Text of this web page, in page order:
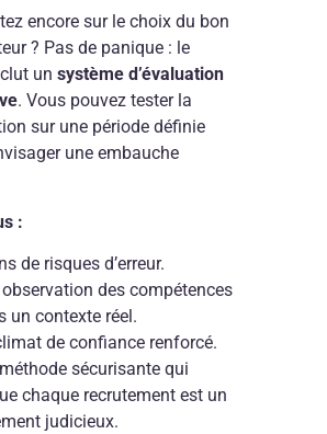
encore sur le choix du bon
? Pas de panique : le
unsystème d’évaluation
. Vous pouvez tester la
sur une période définie
une embauche
:
de risques d’erreur.
observation des compétences
un contexte réel.
de confiance renforcé.
méthode sécurisante qui
chaque recrutement est un
judicieux.